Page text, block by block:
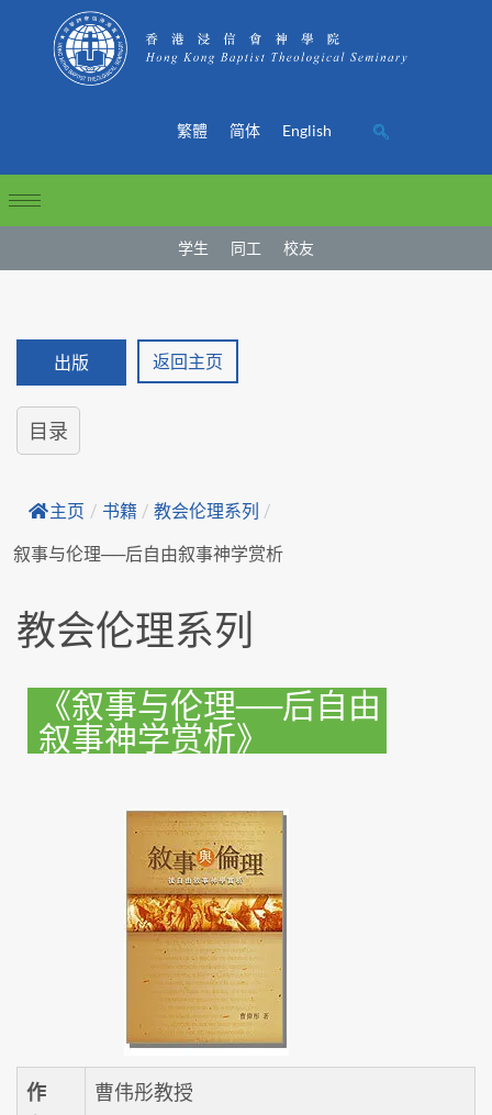
繁體 简体 English
学生 同工 校友
出版 返回主页
目录
主页 / 书籍 / 教会伦理系列 /
叙事与伦理──后自由叙事神学赏析
教会伦理系列
《叙事与伦理──后自由
叙事神学赏析》
作
曹伟彤教授